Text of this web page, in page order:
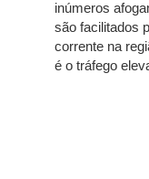
inúmeros
são facilitados
corrente na
é o tráfego